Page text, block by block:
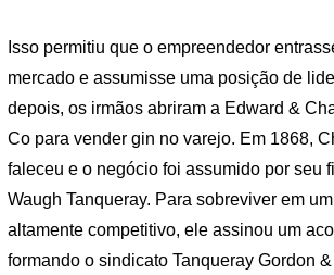
Isso permitiu que o empreendedor
mercado e assumisse uma posição de
depois, os irmãos abriram a Edward &
Co para vender gin no varejo. Em 1868,
faleceu e o negócio foi assumido por seu
Waugh Tanqueray. Para sobreviver em
altamente competitivo, ele assinou um
formando o sindicato Tanqueray Gordon